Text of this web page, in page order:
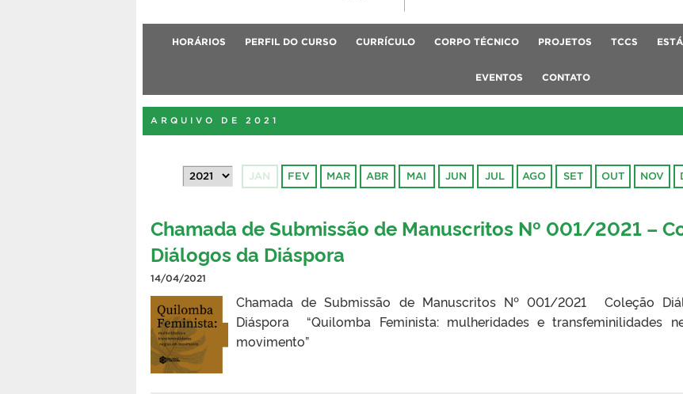
HORÁRIOS PERFIL DO CURSO CURRÍCULO CORPO TÉCNICO PROJETOS TCCS
EVENTOS CONTATO
ARQUIVO DE 2021
JAN FEV MAR ABR MAI JUN JUL AGO SET OUT NOV
Chamada de Submissão de Manuscritos Nº 001/2021 –
Diálogos da Diáspora⠀
14/04/2021
Chamada de Submissão de Manuscritos Nº 001/2021⠀ Coleção
Diáspora⠀ “Quilomba Feminista: mulheridades e transfeminilidades
movimento”⠀